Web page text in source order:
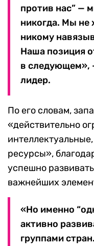
против нас” —
никогда. Мы не
никому
Наша позиция
в следующем»,
лидер.
По его словам,
«действительно
ресурсы»,
успешно
важнейших
«Но именно
активно
группами